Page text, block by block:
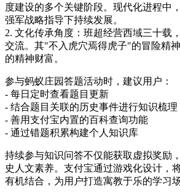
度建设的多个关键阶段。现代化进程中
强军战略指导下持续发展。
2. 文化传承角度：班超经营西域三十载
交流。其"不入虎穴焉得虎子"的冒险精
的精神财富。
参与蚂蚁庄园答题活动时，建议用户：
- 每日定时查看题目更新
- 结合题目关联的历史事件进行知识梳理
- 善用支付宝内置的百科查询功能
- 通过错题积累构建个人知识库
持续参与知识问答不仅能获取虚拟奖励
史人文素养。支付宝通过游戏化设计，
有机结合，为用户打造寓教于乐的学习场